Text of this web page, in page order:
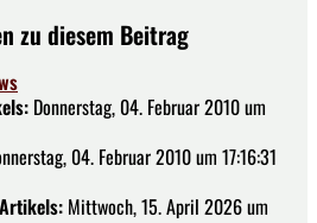
zu diesem Beitrag
Donnerstag, 04. Februar 2010 um
04. Februar 2010 um 17:16:31
Mittwoch, 15. April 2026 um